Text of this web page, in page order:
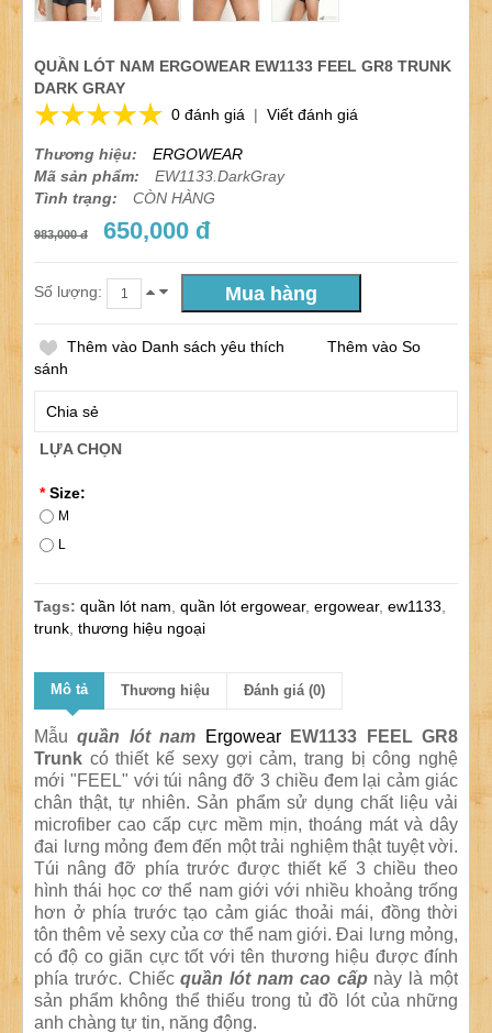
QUẦN LÓT NAM ERGOWEAR EW1133 FEEL GR8 TRUNK
DARK GRAY
0 đánh giá | Viết đánh giá
Thương hiệu:
ERGOWEAR
Mã sản phẩm:
EW1133.DarkGray
Tình trạng:
CÒN HÀNG
983,000 đ 650,000 đ
Số lượng:
Thêm vào Danh sách yêu thích
Thêm vào So
sánh
Chia sẻ
LỰA CHỌN
* Size:
M
L
Tags: quần lót nam quần lót ergowear, ergowear, ew1133
trunk thương hiệu ngoại
Mô tả Thương hiệu Đánh giá (0)
Mẫuquần lót nam Ergowear
EW1133 FEEL GR8
Trunk có thiết kế sexy gợi cảm, trang bị công nghệ
mới "FEEL" với túi nâng đỡ 3 chiều đem lại cảm giác
chân thật, tự nhiên. Sản phẩm sử dụng chất liệu vải
microfiber cao cấp cực mềm mịn, thoáng mát và dây
đai lưng mỏng đem đến một trải nghiệm thật tuyệt vời.
Túi nâng đỡ phía trước được thiết kế 3 chiều theo
hình thái học cơ thể nam giới với nhiều khoảng trống
hơn ở phía trước tạo cảm giác thoải mái, đồng thời
tôn thêm vẻ sexy của cơ thể nam giới. Đai lưng mỏng,
có độ co giãn cực tốt với tên thương hiệu được đính
phía trước. Chiếcquần lót nam cao cấp này là một
sản phẩm không thể thiếu trong tủ đồ lót của những
anh chàng tự tin, năng động.